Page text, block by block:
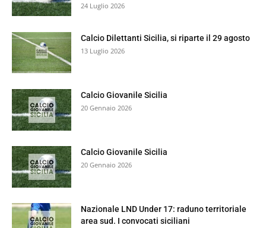
24 Luglio 2026
Calcio Dilettanti Sicilia, si riparte il 29 agosto
13 Luglio 2026
Calcio Giovanile Sicilia
20 Gennaio 2026
Calcio Giovanile Sicilia
20 Gennaio 2026
Nazionale LND Under 17: raduno territoriale
area sud. I convocati siciliani